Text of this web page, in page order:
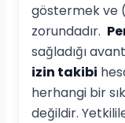
göstermek ve
zorundadır.
sağladığı
izin takibi
herhangi bir
değildir.